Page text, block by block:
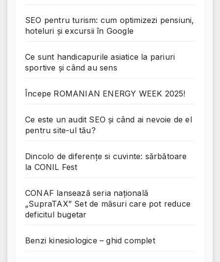
SEO pentru turism: cum optimizezi pensiuni,
hoteluri și excursii în Google
Ce sunt handicapurile asiatice la pariuri
sportive și când au sens
Începe ROMANIAN ENERGY WEEK 2025!
Ce este un audit SEO și când ai nevoie de el
pentru site-ul tău?
Dincolo de diferențe si cuvinte: sărbătoare
la CONIL Fest
CONAF lansează seria națională
„SupraTAX” Set de măsuri care pot reduce
deficitul bugetar
Benzi kinesiologice – ghid complet